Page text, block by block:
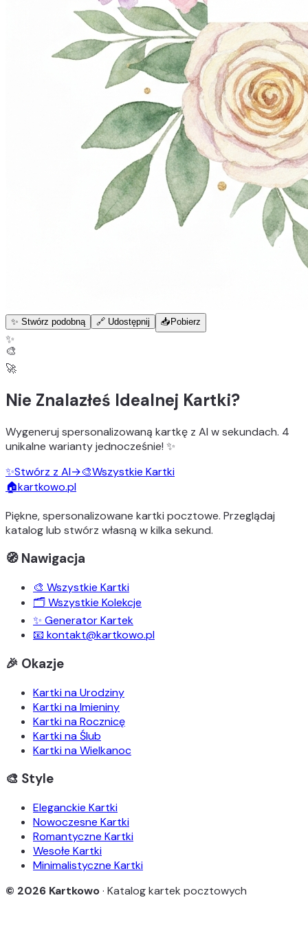
✨ Stwórz podobną 🔗 Udostępnij 📥 Pobierz
✨
🎨
🚀
Nie Znalazłeś Idealnej Kartki?
Wygeneruj spersonalizowaną kartkę z AI w sekundach. 4
unikalne wariantyjednocześnie! ✨
✨Stwórz z AI→🎨Wszystkie Kartki
🏠kartkowo.pl
Piękne, spersonalizowane kartki pocztowe. Przeglądaj
katalog lub stwórz własną w kilka sekund.
🧭 Nawigacja
🎨 Wszystkie Kartki
🗂️ Wszystkie Kolekcje
✨ Generator Kartek
📧 kontakt@kartkowo.pl
🎉 Okazje
Kartki na Urodziny
Kartki na Imieniny
Kartki na Rocznicę
Kartki na Ślub
Kartki na Wielkanoc
🎨 Style
Eleganckie Kartki
Nowoczesne Kartki
Romantyczne Kartki
Wesołe Kartki
Minimalistyczne Kartki
© 2026 Kartkowo· Katalog kartek pocztowych